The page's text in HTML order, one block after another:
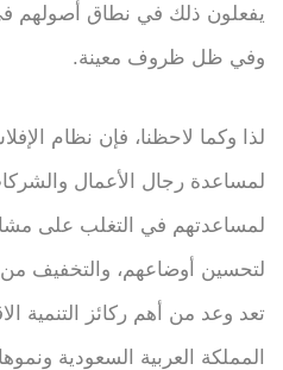
يفعلون ذلك في نطاق أصولهم في
وفي ظل ظروف معينة.
لذا وكما لاحظنا، فإن نظام
لمساعدة رجال الأعمال
لمساعدتهم في التغلب على
لتحسين أوضاعهم، والتخفيف
تعد وعد من أهم ركائز التنمية
المملكة العربية السعودية